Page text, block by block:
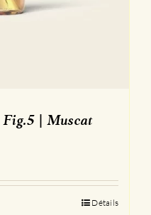
| Muscat
Détails